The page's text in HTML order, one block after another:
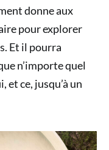
donne aux
pour explorer
Et il pourra
n’importe quel
ce, jusqu’à un